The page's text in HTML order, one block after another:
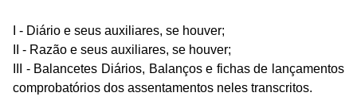
I - Diário e seus auxiliares, se houver;
II - Razão e seus auxiliares, se houver;
III - Balancetes Diários, Balanços e fichas de lançamentos
comprobatórios dos assentamentos neles transcritos.